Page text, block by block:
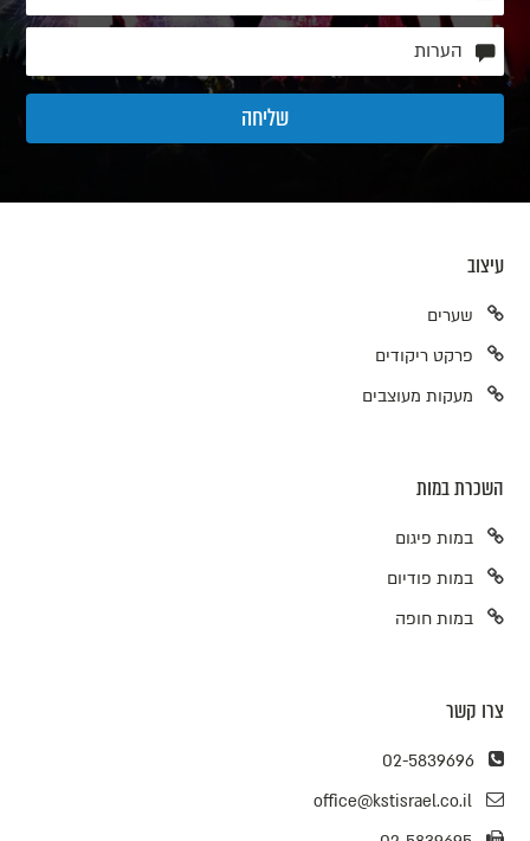
עיצוב
שערים
פרקט ריקודים
מעקות מעוצבים
השכרת במות
במות פיגום
במות פודיום
במות חופה
צרו קשר
02-5839696
office@kstisrael.co.il